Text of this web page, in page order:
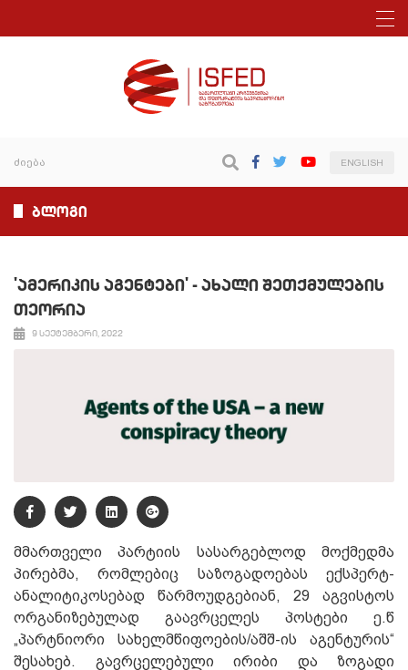
ENGLISH
ბლოგი
'ამერიკის აგენტები' - ახალი შეთქმულების
თეორია
9 სექტემბერი, 2022
მმართველი პარტიის სასარგებლოდ მოქმედმა
პირებმა, რომლებიც საზოგადოებას ექსპერტ-
ანალიტიკოსებად წარმოუდგებიან, 29 აგვისტოს
ორგანიზებულად გაავრცელეს პოსტები ე.წ
„პარტნიორი სახელმწიფოების/აშშ-ის აგენტურის“
შესახებ. გავრცელებული ირიბი და ზოგადი